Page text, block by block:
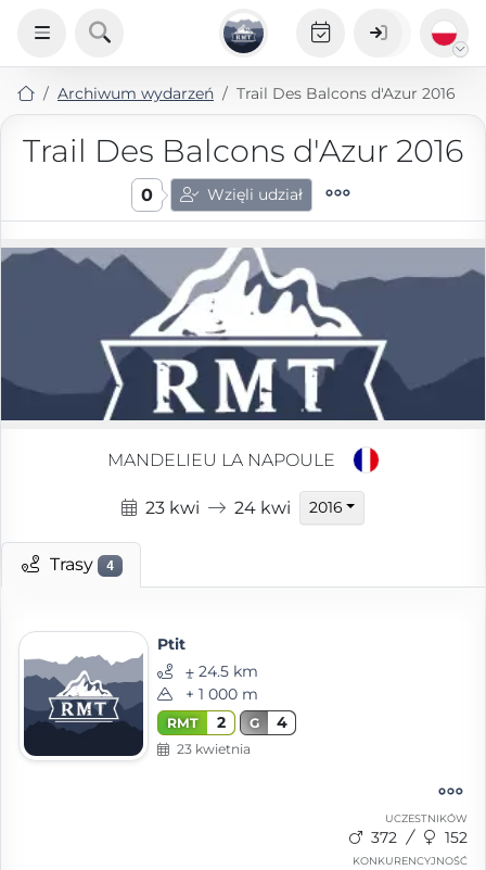
Archiwum wydarzeń Trail Des Balcons d'Azur 2016
Trail Des Balcons d'Azur 2016
0 Wzięli udział
MANDELIEU LA NAPOULE
23 kwi 24 kwi 2016
Trasy 4
Ptit
⨦ 24.5 km
+ 1 000 m
RMT 2 G 4
23 kwietnia
UCZESTNIKÓW
372 152
KONKURENCYJNOŚĆ